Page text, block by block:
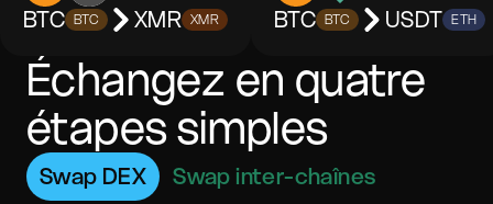
BTC BTC XMR XMR BTC BTC USDT ETH
Échangez en quatre
étapes simples
Swap DEX
Swap inter-chaînes